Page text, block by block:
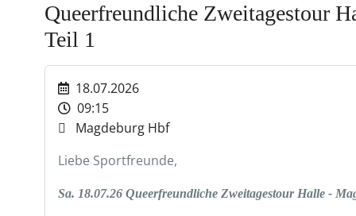
Queerfreundliche Zweitagestour
Teil 1
18.07.2026
09:15
Magdeburg Hbf
Liebe Sportfreunde,
Sa. 18.07.26 Queerfreundliche Zweitagestour Halle -